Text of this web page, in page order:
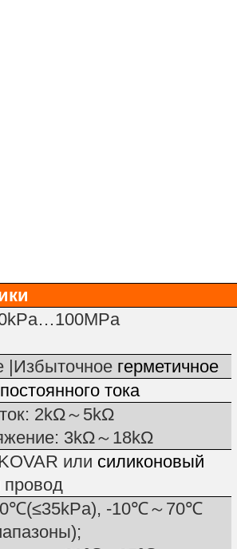
и
герметичное
тока
: 2kΩ～ 5kΩ
: 3kΩ～ 18kΩ
или силиконовый
провод
℃(≤35kPa), -10℃～ 70℃
);